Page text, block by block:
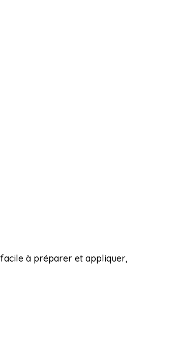
à préparer et appliquer,